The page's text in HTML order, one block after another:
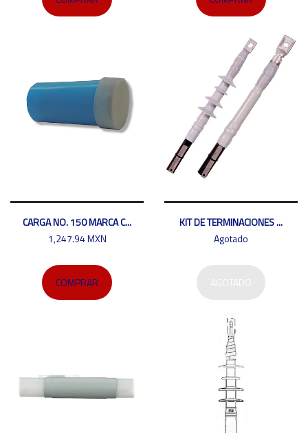
CARGA NO. 150 MARCA C...
1,247.94 MXN
COMPRAR
KIT DE TERMINACIONES ...
Agotado